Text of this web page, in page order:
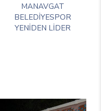
MANAVGAT
BELEDİYESPOR
YENİDEN LİDER